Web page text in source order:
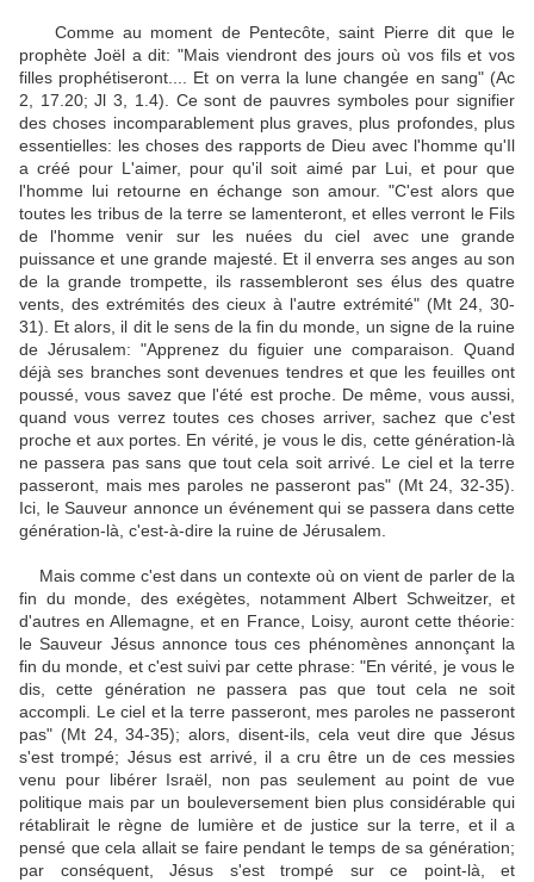
Comme au moment de Pentecôte, saint Pierre dit que le
prophète Joël a dit: "Mais viendront des jours où vos fils et vos
filles prophétiseront.... Et on verra la lune changée en sang" (Ac
2, 17.20; Jl 3, 1.4). Ce sont de pauvres symboles pour signifier
des choses incomparablement plus graves, plus profondes, plus
essentielles: les choses des rapports de Dieu avec l'homme qu'Il
a créé pour L'aimer, pour qu'il soit aimé par Lui, et pour que
l'homme lui retourne en échange son amour. "C'est alors que
toutes les tribus de la terre se lamenteront, et elles verront le Fils
de l'homme venir sur les nuées du ciel avec une grande
puissance et une grande majesté. Et il enverra ses anges au son
de la grande trompette, ils rassembleront ses élus des quatre
vents, des extrémités des cieux à l'autre extrémité" (Mt 24, 30-
31). Et alors, il dit le sens de la fin du monde, un signe de la ruine
de Jérusalem: "Apprenez du figuier une comparaison. Quand
déjà ses branches sont devenues tendres et que les feuilles ont
poussé, vous savez que l'été est proche. De même, vous aussi,
quand vous verrez toutes ces choses arriver, sachez que c'est
proche et aux portes. En vérité, je vous le dis, cette génération-là
ne passera pas sans que tout cela soit arrivé. Le ciel et la terre
passeront, mais mes paroles ne passeront pas" (Mt 24, 32-35).
Ici, le Sauveur annonce un événement qui se passera dans cette
génération-là, c'est-à-dire la ruine de Jérusalem.
Mais comme c'est dans un contexte où on vient de parler de la
fin du monde, des exégètes, notamment Albert Schweitzer, et
d'autres en Allemagne, et en France, Loisy, auront cette théorie:
le Sauveur Jésus annonce tous ces phénomènes annonçant la
fin du monde, et c'est suivi par cette phrase: "En vérité, je vous le
dis, cette génération ne passera pas que tout cela ne soit
accompli. Le ciel et la terre passeront, mes paroles ne passeront
pas" (Mt 24, 34-35); alors, disent-ils, cela veut dire que Jésus
s'est trompé; Jésus est arrivé, il a cru être un de ces messies
venu pour libérer Israël, non pas seulement au point de vue
politique mais par un bouleversement bien plus considérable qui
rétablirait le règne de lumière et de justice sur la terre, et il a
pensé que cela allait se faire pendant le temps de sa génération;
par conséquent, Jésus s'est trompé sur ce point-là, et